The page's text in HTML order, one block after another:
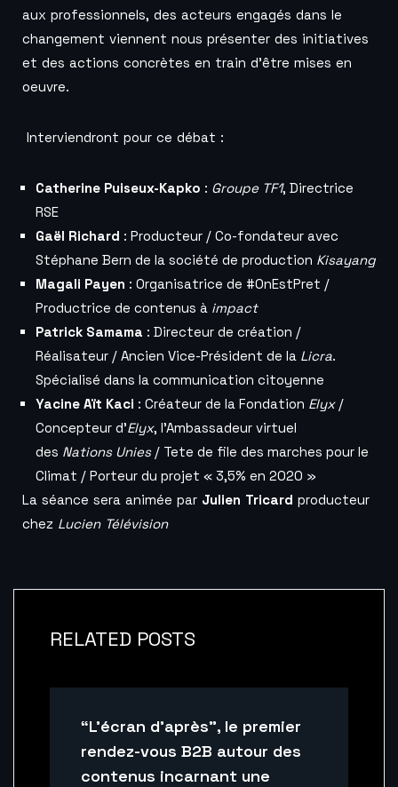
aux professionnels, des acteurs engagés dans le
changement viennent nous présenter des initiatives
et des actions concrètes en train d’être mises en
oeuvre.
Interviendront pour ce débat :
Catherine Puiseux-Kapko : Groupe TF1, Directrice
RSE
Gaël Richard : Producteur / Co-fondateur avec
Stéphane Bern de la société de production Kisayang
Magali Payen : Organisatrice de #OnEstPret /
Productrice de contenus à impact
Patrick Samama : Directeur de création /
Réalisateur / Ancien Vice-Président de la Licra.
Spécialisé dans la communication citoyenne
Yacine Aït Kaci : Créateur de la Fondation Elyx/
Concepteur d’Elyx, l’Ambassadeur virtuel
des Nations Unies/ Tete de file des marches pour le
Climat / Porteur du projet « 3,5% en 2020 »
La séance sera animée par Julien Tricard producteur
chez Lucien Télévision
RELATED POSTS
“L’écran d’après”, le premier
rendez-vous B2B autour des
contenus incarnant une